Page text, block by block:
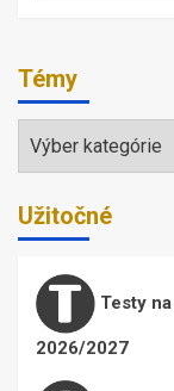
Témy
Témy
Užitočné
Testy
2026/2027